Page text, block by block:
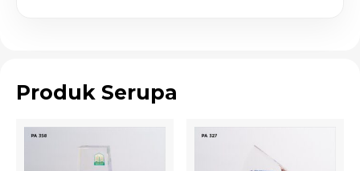
Produk Serupa